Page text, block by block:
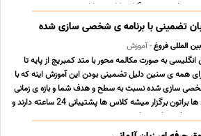
خصوصی • برگزاری کلاس ها از ... ...
تضمینی با برنامه ی شخصی سازی شده
المللی فروغ- آموزش
انگلیسی به صورت مکالمه محور با متد کمبریج از پایه تا
همه ی سنین دلیل تضمینی بودن این آموزش اینه که با
سازی شده نسبت به سطح و هدف شما و بازه ی زمانی
شما کلاس ها براتون برگزار میشه کلاس ها پشتیبانی 24 ساعته دارند و
سوخت جلسه ندارید ن ... ...